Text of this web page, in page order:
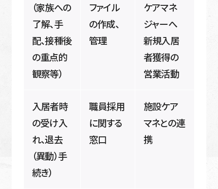
（家族への
了解、手
配、接種後
の重点的
観察等）
ファイル
の作成、
管理
ケアマネ
ジャーへ
新規入居
者獲得の
営業活動
入居者時
の受け入
れ、退去
（異動）手
続き）
職員採用
に関する
窓口
施設ケア
マネとの連
携